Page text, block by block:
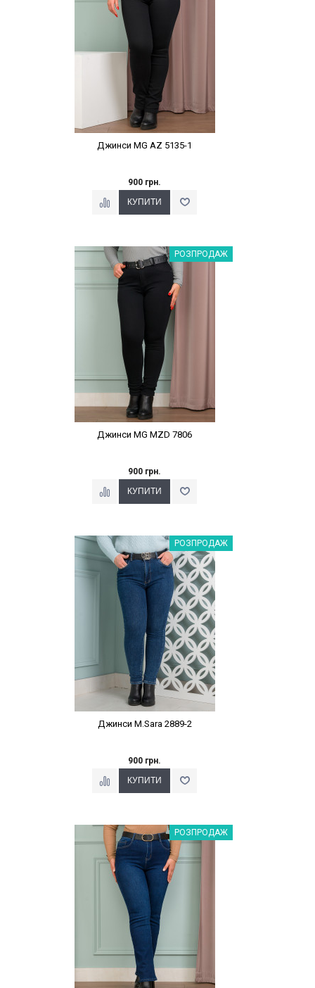
Джинси MG AZ 5135-1
900 грн.
Наклейки Варіант з %РОЗПРОДАЖ
Джинси MG MZD 7806
900 грн.
Наклейки Варіант з %РОЗПРОДАЖ
Джинси M.Sara 2889-2
900 грн.
Наклейки Варіант з %РОЗПРОДАЖ